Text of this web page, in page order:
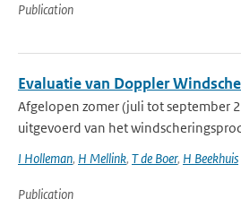
Publication
Evaluatie van Doppler
Afgelopen zomer (juli tot september
uitgevoerd van het
I Holleman, H Mellink, T de Boer, H Beekhuis
Publication